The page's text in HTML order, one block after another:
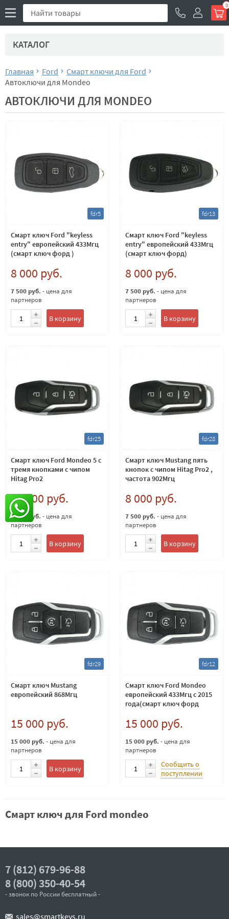
0
КАТАЛОГ
Главная Ford
Смарт ключи для Ford
Автоключи для Mondeo
АВТОКЛЮЧИ ДЛЯ MONDEO
fdr5
Смарт ключ Ford "keyless
entry" европейский 433Мгц
(смарт ключ форд )
8 000 руб.
7 500 руб. - цена для
партнеров
В корзину
fdr13
Смарт ключ Ford "keyless
entry" европейский 433Мгц
(смарт ключ форд)
8 000 руб.
7 500 руб. - цена для
партнеров
В корзину
fdr25
Смарт ключ Ford Mondeo 5 с
тремя кнопками с чипом
Hitag Pro2
10 000 руб.
9 500 руб. - цена для
партнеров
В корзину
fdr28
Смарт ключ Mustang пять
кнопок с чипом Hitag Pro2 ,
частота 902Мгц
8 000 руб.
7 500 руб. - цена для
партнеров
В корзину
fdr29
Смарт ключ Mustang
европейский 868Мгц
15 000 руб.
15 000 руб. - цена для
партнеров
В корзину
fdr12
Смарт ключ Ford Mondeo
европейский 433Мгц с 2015
года(смарт ключ форд
15 000 руб.
15 000 руб. - цена для
партнеров
Сообщить о
поступлении
Смарт ключ для Ford mondeo
7 (812) 679-96-88
8 (800) 350-40-54
- звонок по России бесплатный -
sales@smartkeys.ru